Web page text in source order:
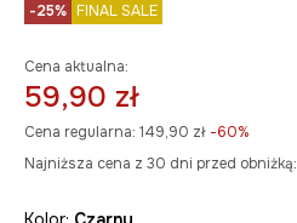
-25% FINAL SALE
Cena aktualna:
59,90 zł
Cena regularna: 149,90 zł -60%
Najniższa cena z 30 dni przed obniżką: